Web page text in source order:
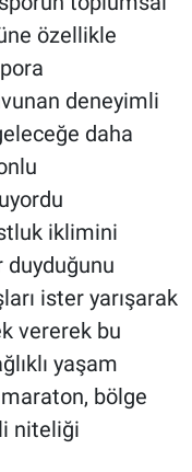
özellikle
deneyimli
daha
iklimini
duyduğunu
ister yarışarak
vererek bu
yaşam
bölge
niteliği